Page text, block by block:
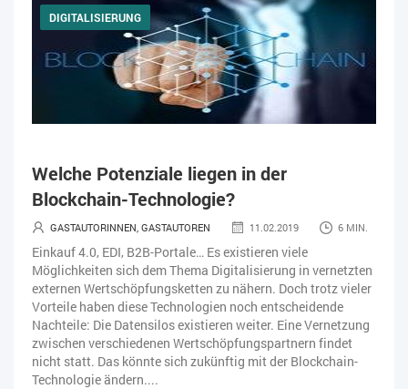
DIGITALISIERUNG
Welche Potenziale liegen in der
Blockchain-Technologie?
GASTAUTORINNEN, GASTAUTOREN 11.02.2019 6 MIN.
Einkauf 4.0, EDI, B2B-Portale… Es existieren viele
Möglichkeiten sich dem Thema Digitalisierung in vernetzten
externen Wertschöpfungsketten zu nähern. Doch trotz vieler
Vorteile haben diese Technologien noch entscheidende
Nachteile: Die Datensilos existieren weiter. Eine Vernetzung
zwischen verschiedenen Wertschöpfungspartnern findet
nicht statt. Das könnte sich zukünftig mit der Blockchain-
Technologie ändern....